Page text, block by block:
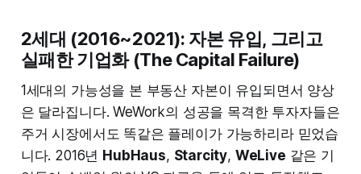
2세대 (2016~2021): 자본 유입, 그리고
실패한 기업화 (The Capital Failure)
1세대의 가능성을 본 부동산 자본이 유입되면서 양상
은 달라집니다. WeWork의 성공을 목격한 투자자들은
주거 시장에서도 똑같은 플레이가 가능하리라 믿었습
니다. 2016년 HubHaus, Starcity, WeLive 같은 기